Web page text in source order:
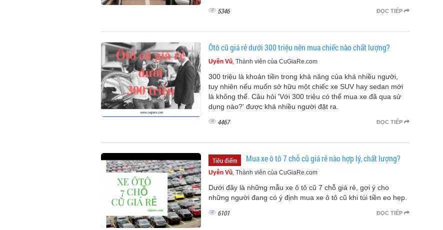
ĐỌC TIẾP
5346
Ôtô cũ giá rẻ dưới 300 triệu nên mua chiếc nào chất lượng?
Uyên Vũ, Thành viên của CuGiaRe.com
300 triệu là khoản tiền trong khả năng của khá nhiều người,
tuy nhiên nếu muốn sở hữu một chiếc xe SUV hay sedan mới
là không thể. Câu hỏi 'Với 300 triệu có thể mua xe đã qua sử
dụng nào?' được khá nhiều người đặt ra.
ĐỌC TIẾP
4467
Tiêu điểm Mua xe ô tô 7 chỗ cũ giá rẻ nào hợp lý, chất lượng?
Uyên Vũ, Thành viên của CuGiaRe.com
Dưới đây là những mẫu xe ô tô cũ 7 chỗ giá rẻ, gợi ý cho
những người đang có ý định mua xe ô tô cũ khi túi tiền eo hẹp.
ĐỌC TIẾP
6101